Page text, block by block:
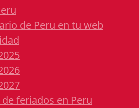
de Peru en tu web
feriados en Peru